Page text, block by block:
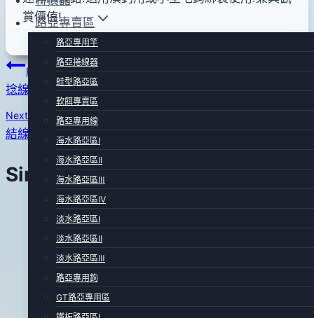
路亞專賣區
路亞專用竿
路亞捲線器
蛙型路亞區
軟餌專賣區
路亞專用線
海水路亞區Ⅰ
海水路亞區Ⅱ
海水路亞區Ⅲ
海水路亞區Ⅳ
淡水路亞區Ⅰ
淡水路亞區Ⅱ
淡水路亞區Ⅲ
路亞專用鉤
GT路亞專用區
shop
10
月
日
2016
年
03
月
日
賞價值!
文
章
導
Previous
捻線器(簡易式)
Next
結線器(十字型)
Similar Posts